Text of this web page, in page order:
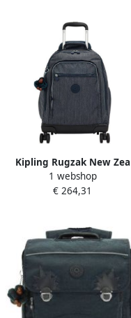
Kipling Rugzak New Zea
Marine Navy
1 webshop
€ 264,31